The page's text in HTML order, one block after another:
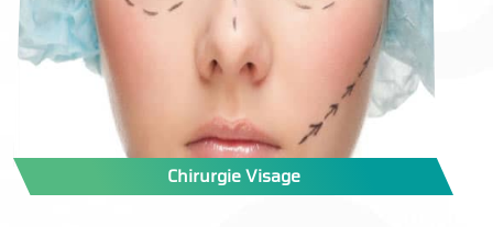
Chirurgie Visage